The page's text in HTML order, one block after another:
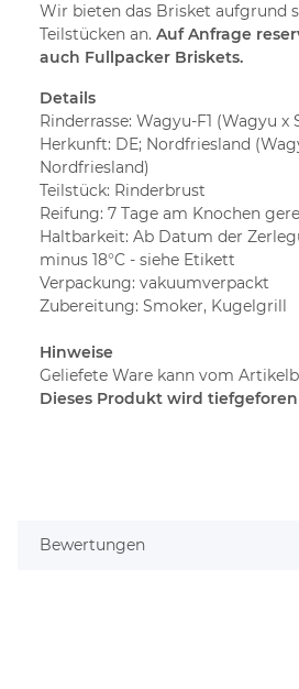
Wir bieten das Brisket aufgrund
Teilstücken an. Auf Anfrage
auch Fullpacker Briskets.
Details
Rinderrasse: Wagyu-F1 (Wagyu x
Herkunft: DE; Nordfriesland
Nordfriesland)
Teilstück: Rinderbrust
Reifung: 7 Tage am Knochen
Haltbarkeit: Ab Datum der
minus 18°C - siehe Etikett
Verpackung: vakuumverpackt
Zubereitung: Smoker, Kugelgrill
Hinweise
Geliefete Ware kann vom
Dieses Produkt wird
Bewertungen